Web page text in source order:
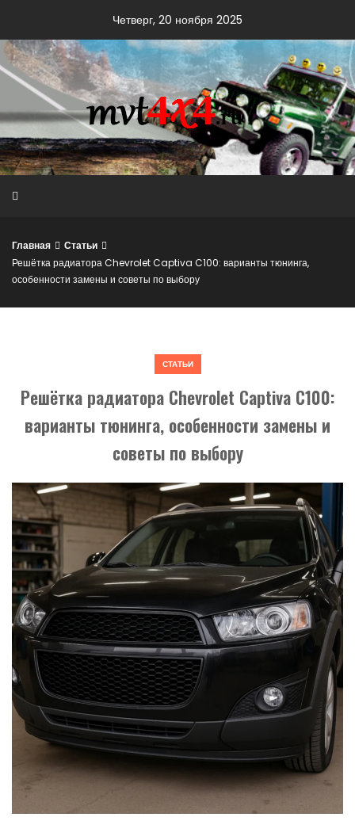
content
Четверг, 20 ноября 2025
Главная
Статьи
Решётка радиатора Chevrolet Captiva C100: варианты тюнинга,
особенности замены и советы по выбору
СТАТЬИ
Решётка радиатора Chevrolet Captiva C100:
варианты тюнинга, особенности замены и
советы по выбору